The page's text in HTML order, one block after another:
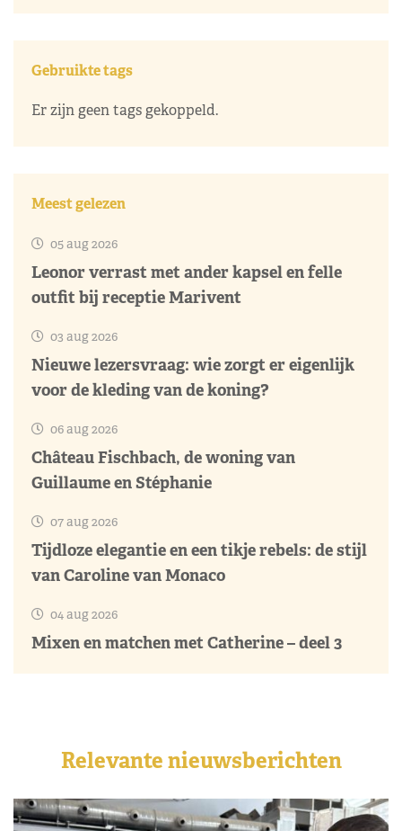
Gebruikte tags
Er zijn geen tags gekoppeld.
Meest gelezen
05 aug 2026
Leonor verrast met ander kapsel en felle
outfit bij receptie Marivent
03 aug 2026
Nieuwe lezersvraag: wie zorgt er eigenlijk
voor de kleding van de koning?
06 aug 2026
Château Fischbach, de woning van
Guillaume en Stéphanie
07 aug 2026
Tijdloze elegantie en een tikje rebels: de stijl
van Caroline van Monaco
04 aug 2026
Mixen en matchen met Catherine – deel 3
Relevante nieuwsberichten